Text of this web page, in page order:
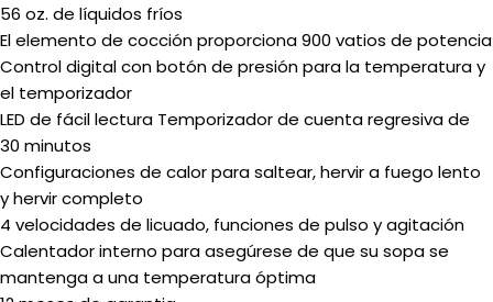
56 oz. de líquidos fríos
El elemento de cocción proporciona 900 vatios de potencia
Control digital con botón de presión para la temperatura y
el temporizador
LED de fácil lectura Temporizador de cuenta regresiva de
30 minutos
Configuraciones de calor para saltear, hervir a fuego lento
y hervir completo
4 velocidades de licuado, funciones de pulso y agitación
Calentador interno para asegúrese de que su sopa se
mantenga a una temperatura óptima